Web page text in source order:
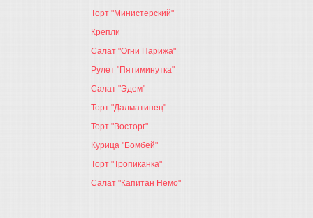
Торт "Министерский"
Крепли
Салат "Огни Парижа"
Рулет "Пятиминутка"
Салат "Эдем"
Торт "Далматинец"
Торт "Восторг"
Курица "Бомбей"
Торт "Тропиканка"
Салат "Капитан Немо"